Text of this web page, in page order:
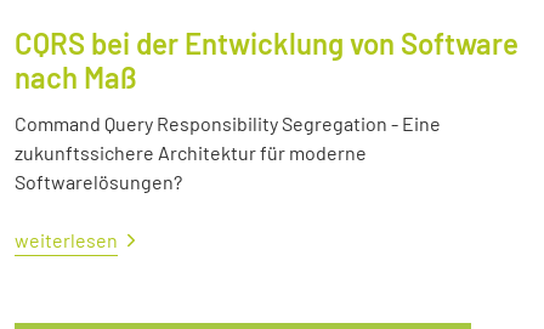
CQRS bei der Entwicklung von Software
nach Maß
Command Query Responsibility Segregation - Eine
zukunftssichere Architektur für moderne
Softwarelösungen?
weiterlesen